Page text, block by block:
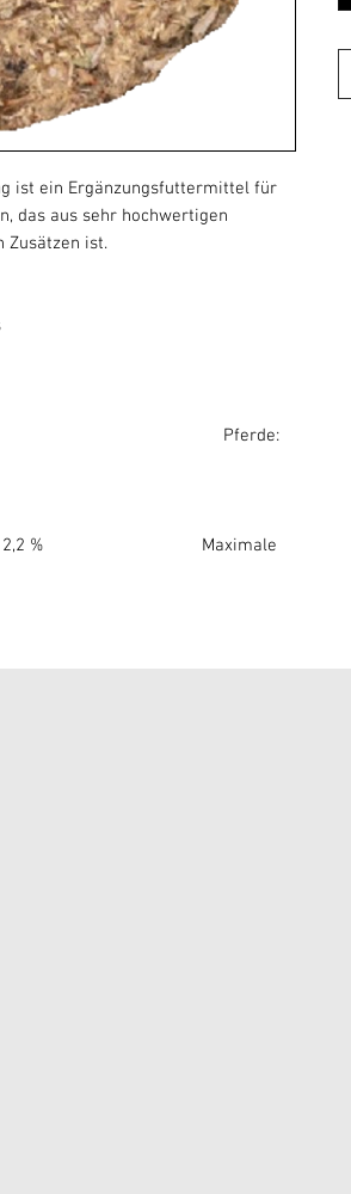
ist ein Ergänzungsfuttermittel für
, das aus sehr hochwertigen
Zusätzen ist.
7,2 %, Pferde:
5,3 %,
Asche 2,2 % Maximale